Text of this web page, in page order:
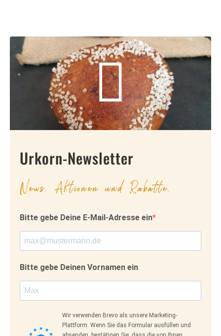
Urkorn-Newsletter
News, Aktionen und Rabatte.
Bitte gebe Deine E-Mail-Adresse ein
Bitte gebe Deinen Vornamen ein
Wir verwenden Brevo als unsere Marketing-
Plattform. Wenn Sie das Formular ausfüllen und